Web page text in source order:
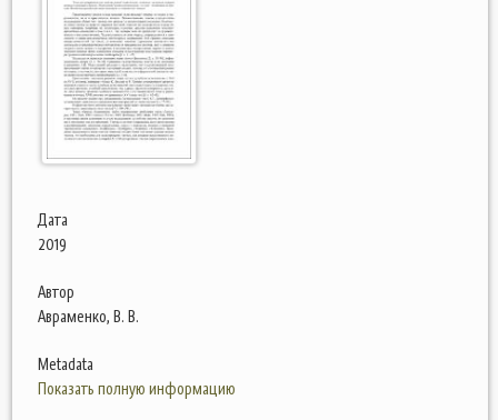
Дата
2019
Автор
Авраменко, В. В.
Metadata
Показать полную информацию